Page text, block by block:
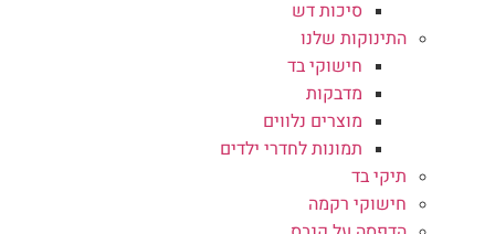
סיכות דש
התינוקות שלנו
חישוקי בד
מדבקות
מוצרים נלווים
תמונות לחדרי ילדים
תיקי בד
חישוקי רקמה